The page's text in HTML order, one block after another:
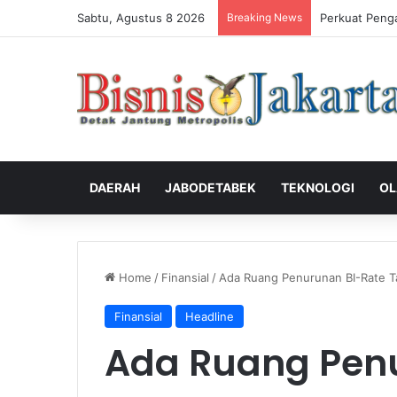
Sabtu, Agustus 8 2026 Breaking News Perkuat
DAERAH JABODETABEK TEKNOLOGI
Home / Finansial / Ada Ruang Penurunan BI-Rate
Finansial Headline
Ada Ruang